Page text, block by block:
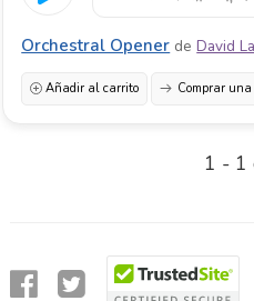
Orchestral Opener de David
Añadir al carrito Comprar
1 - 1